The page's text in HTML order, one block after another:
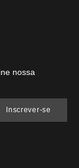
nossa
Inscrever-se